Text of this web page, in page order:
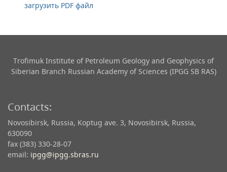
загрузить PDF файл
Trofimuk Institute of Petroleum Geology and Geophysics​ of
Siberian Branch Russian Academy of Sciences (IPGG SB RAS)
Contacts:
Novosibirsk, Russia, Koptug ave. 3, Novosibirsk, Russia,
630090
fax (383) 330-28-07
email: ipgg@ipgg.sbras.ru